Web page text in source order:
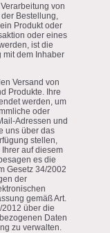
von
Bestellung,
Produkt oder
oder eines
ist die
mit dem Inhaber
Versand von
Produkte. Ihre
werden, um
oder
Adressen und
uns über das
stellen,
auf diesem
es die
Gesetz 34/2002
der
gemäß Art.
über die
Daten
zu verwalten.